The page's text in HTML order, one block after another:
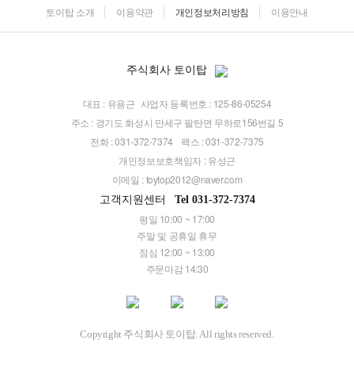
토이탑 소개 이용약관 개인정보처리방침 이용안내
주식회사 토이탑
대표 : 유용근 사업자 등록번호 : 125-86-05254
주소 : 경기도 화성시 만세구 팔탄면 무하로156번길 5
전화 : 031-372-7374
팩스 : 031-372-7375
개인정보보호책임자 : 유성근
이메일 :toytop2012@naver.com
고객지원센터 Tel 031-372-7374
평일 10:00 ~ 17:00
주말 및 공휴일 휴무
점심 12:00 ~ 13:00
주문마감 14:30
Copyright 주식회사 토이탑. All rights reserved.